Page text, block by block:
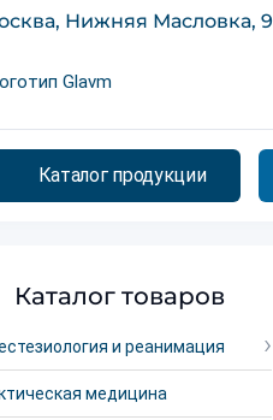
Нижняя Масловка, 9
Каталог продукции
Каталог товаров
и реанимация
медицина